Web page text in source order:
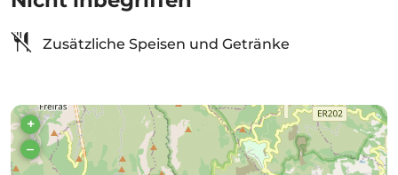
Zusätzliche Speisen und Getränke
+
–